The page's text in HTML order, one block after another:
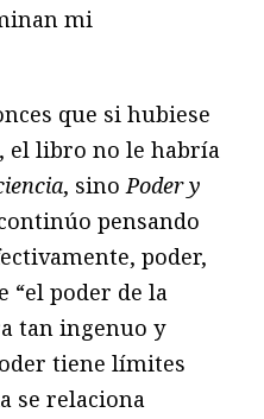
mi
que si hubiese
el libro no le habría
, sinoPoder y
pensando
poder,
“el poder de la
tan ingenuo y
tiene límites
se relaciona